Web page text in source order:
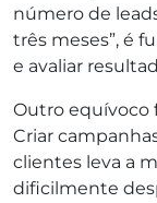
número de
três meses”, é
e avaliar
Outro equívoco
Criar
clientes leva a
dificilmente